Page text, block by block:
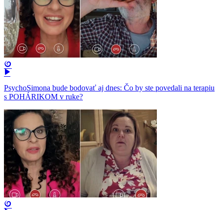
PsychoSimona bude bodovať aj dnes: Čo by ste povedali na terapiu
s POHÁRIKOM v ruke?